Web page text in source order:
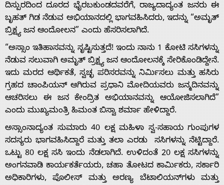
Home
ದಿಸ್ಪುರದಿಂದ ದೂರದ ಭೈರಬಕುಂಡದವರೆಗೆ, ರಾಜ್ಯದಾದ್ಯಂತ ಜನರು ಈ
ಬೃಹತ್ ಗಿಡ ನೆಡುವ ಅಭಿಯಾನದಲ್ಲಿ ಭಾಗವಹಿಸಿದರು, ಇದನ್ನು “ಅಮೃತ್
ಬ್ರಿಕ್ಷ್ಯ ಜನ ಆಂದೋಲನ” ಎಂದು ಹೆಸರಿಸಲಾಗಿದೆ.
“ಅಸ್ಸಾಂ ಇತಿಹಾಸವನ್ನು ಸೃಷ್ಟಿಸುತ್ತದೆ! ಇಂದು ನಾನು 1 ಕೋಟಿ ಸಸಿಗಳನ್ನು
ನೆಡುವ ಸಲುವಾಗಿ ಅಮೃತ್ ಬ್ರಿಕ್ಷ್ಯ ಜನ ಆಂದೋಲನಕ್ಕೆ ಸೇರಿಕೊಂಡಿದ್ದೇನೆ.
ಇದು ಮರದ ಆರ್ಥಿಕತೆ, ಸ್ವಚ್ಛ ಪರಿಸರವನ್ನು ನಿರ್ಮಿಸಲು ಮತ್ತು ಹಸಿರು
ಗ್ರಹದ ಚಾಂಪಿಯನ್‌ ಆಗಿರುವ ಪ್ರಧಾನಿ ಮೋದಿಯವರು ಜನ್ಮದಿನವನ್ನು
ಆಚರಿಸಲು ಈ ಜನ ಕೇಂದ್ರಿತ ಅಭಿಯಾನವನ್ನು ಆಯೋಜಿಸಲಾಗಿದೆ”
ಎಂದು ಮುಖ್ಯಮಂತ್ರಿ ಹಿಮಂತ ಬಿಸ್ವಾ ಶರ್ಮಾ ಹೇಳಿದ್ದಾರೆ.
ಅಸ್ಸಾಂನಾದ್ಯಂತ ಸುಮಾರು 40 ಲಕ್ಷ ಮಹಿಳಾ ಸ್ವ-ಸಹಾಯ ಗುಂಪುಗಳ
ಸದಸ್ಯರು ಭಾಗವಹಿಸಿದ್ದಾರೆ ಮತ್ತು ತಲಾ ಎರಡು ಸಸಿಗಳನ್ನು ನೆಟ್ಟಿದ್ದಾರೆ.
ಒಟ್ಟು 80 ಲಕ್ಷ ಸಸಿ ಇಂದು ನೆಡಲಾಗಿದೆ. ಉಳಿದಂತೆ 20 ಲಕ್ಷ ಸಸಿಗಳನ್ನು
ಅಂಗನವಾಡಿ ಕಾರ್ಯಕರ್ತೆಯರು, ಚಹಾ ತೋಟದ ಕಾರ್ಮಿಕರು, ಸರ್ಕಾರಿ
ಅಧಿಕಾರಿಗಳು, ಪೊಲೀಸ್ ಮತ್ತು ಅರಣ್ಯ ಬೆಟಾಲಿಯನ್‌ಗಳು ಮತ್ತು